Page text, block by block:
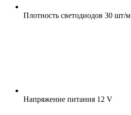
Плотность светодиодов 30 шт/м
Напряжение питания 12 V